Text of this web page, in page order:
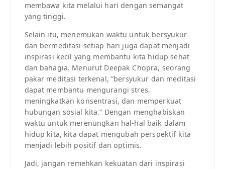
membawa kita melalui hari dengan semangat
yang tinggi.
Selain itu, menemukan waktu untuk bersyukur
dan bermeditasi setiap hari juga dapat menjadi
inspirasi kecil yang membantu kita hidup sehat
dan bahagia. Menurut Deepak Chopra, seorang
pakar meditasi terkenal, “bersyukur dan meditasi
dapat membantu mengurangi stres,
meningkatkan konsentrasi, dan memperkuat
hubungan sosial kita.” Dengan menghabiskan
waktu untuk merenungkan hal-hal baik dalam
hidup kita, kita dapat mengubah perspektif kita
menjadi lebih positif dan optimis.
Jadi, jangan remehkan kekuatan dari inspirasi